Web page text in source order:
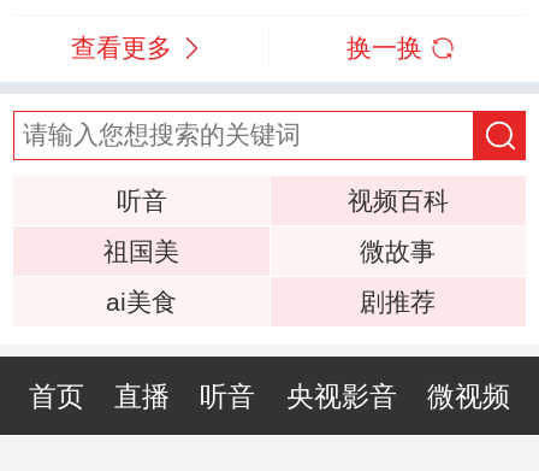
查看更多 换一换
听音
视频百科
祖国美
微故事
ai美食
剧推荐
首页 直播 听音 央视影音 微视频